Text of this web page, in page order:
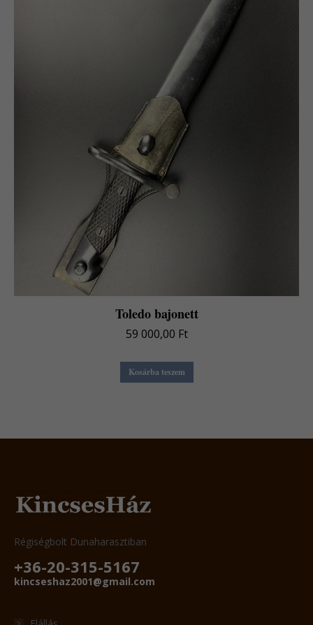
Toledo bajonett
59 000,00 Ft
Kosárba teszem
Régiségbolt Dunaharasztiban
+36-20-315-5167
kincseshaz2001@gmail.com